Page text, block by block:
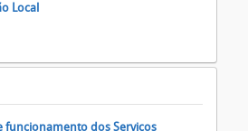
Local
funcionamento dos Serviços